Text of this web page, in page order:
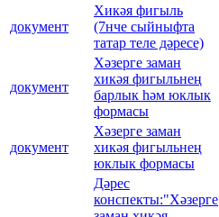
документ
Хикәя фигыль
(7нче сыйныфта
татар теле дәресе)
документ
Хәзерге заман
хикәя фигыльнең
барлык һәм юклык
формасы
документ
Хәзерге заман
хикәя фигыльнең
юклык формасы
Дәрес
конспекты:"Хәзерге